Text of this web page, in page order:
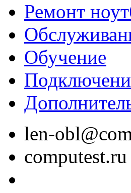
Ремонт
Обучение
len-
computest.ru